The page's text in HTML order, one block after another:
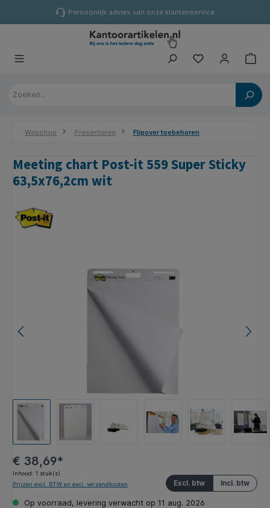
Persoonlijk advies van onze klantenservice
Webshop Presenteren Flipover toebehoren
Meeting chart Post-it 559 Super Sticky
63,5x76,2cm wit
Afbeeldingengalerij overslaan
€ 38,69*
Inhoud: 1 stuk(s)
Incl. btw
Excl. btw
Prijzen excl. BTW en excl. verzendkosten
Op voorraad, levering verwacht op 11 aug. 2026